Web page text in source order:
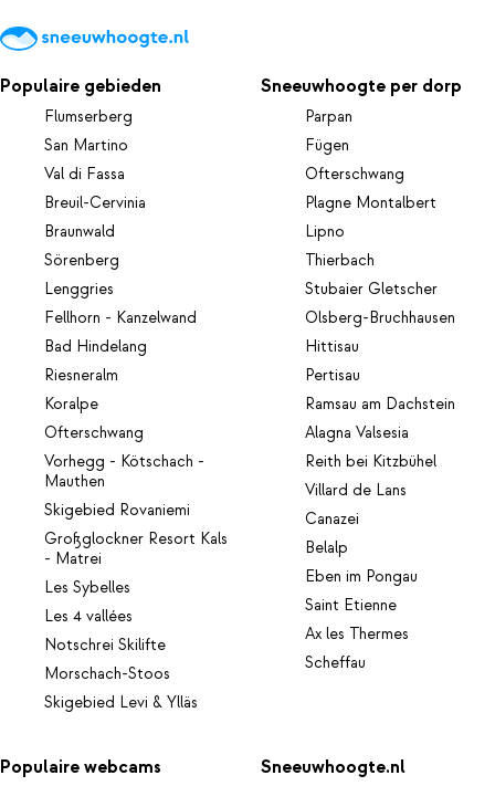
Populaire gebieden
Flumserberg
San Martino
Val di Fassa
Breuil-Cervinia
Braunwald
Sörenberg
Lenggries
Fellhorn - Kanzelwand
Bad Hindelang
Riesneralm
Koralpe
Ofterschwang
Vorhegg - Kötschach -
Mauthen
Skigebied Rovaniemi
Großglockner Resort Kals
- Matrei
Les Sybelles
Les 4 vallées
Notschrei Skilifte
Morschach-Stoos
Skigebied Levi & Ylläs
Sneeuwhoogte per dorp
Parpan
Fügen
Ofterschwang
Plagne Montalbert
Lipno
Thierbach
Stubaier Gletscher
Olsberg-Bruchhausen
Hittisau
Pertisau
Ramsau am Dachstein
Alagna Valsesia
Reith bei Kitzbühel
Villard de Lans
Canazei
Belalp
Eben im Pongau
Saint Etienne
Ax les Thermes
Scheffau
Populaire webcams Sneeuwhoogte.nl